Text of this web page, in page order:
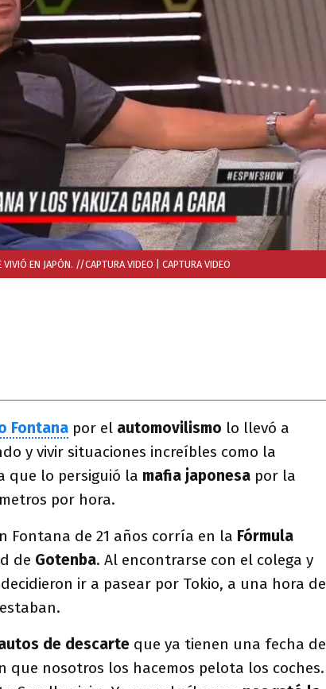
VIVIÓ EN JAPÓN. //CAPTURA VIDEO | CAPTURA VIDEO
Fontana por el automovilismo lo llevó a
y vivir situaciones increíbles como la
que lo persiguió la mafia japonesa por la
por hora.
Fontana de 21 años corría en la Fórmula
de Gotenba. Al encontrarse con el colega y
ir a pasear por Tokio, a una hora de
de descarte que ya tienen una fecha de
que nosotros los hacemos pelota los coches.